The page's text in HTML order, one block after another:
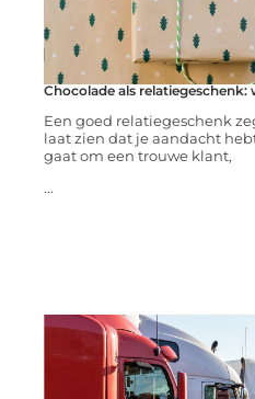
Chocolade als
Een goed relatiegeschenk
laat zien dat je aandacht
gaat om een trouwe klant,
...